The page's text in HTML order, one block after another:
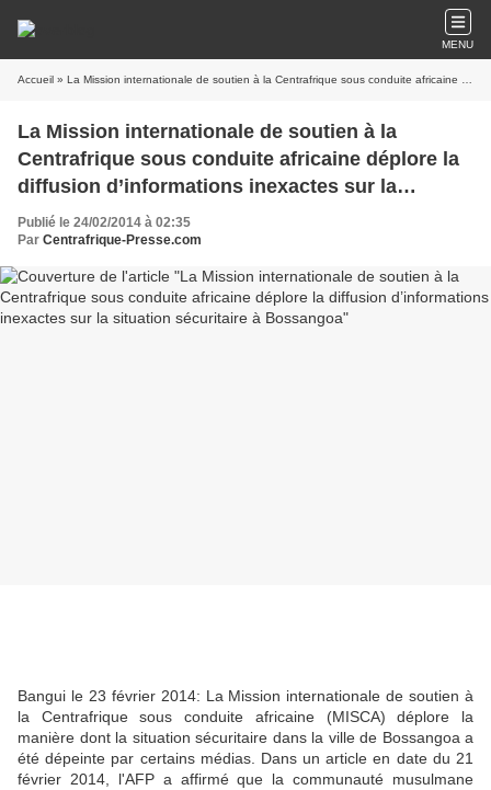
MENU
Accueil » La Mission internationale de soutien à la Centrafrique sous conduite africaine déplore la diffusion d’informations inexactes sur la situation sécuritaire à Bossangoa
La Mission internationale de soutien à la
Centrafrique sous conduite africaine déplore la
diffusion d’informations inexactes sur la
situation sécuritaire à Bossangoa
Publié le 24/02/2014 à 02:35
Par Centrafrique-Presse.com
Bangui le 23 février 2014: La Mission internationale de soutien à
la Centrafrique sous conduite africaine (MISCA) déplore la
manière dont la situation sécuritaire dans la ville de Bossangoa a
été dépeinte par certains médias. Dans un article en date du 21
février 2014, l'AFP a affirmé que la communauté musulmane